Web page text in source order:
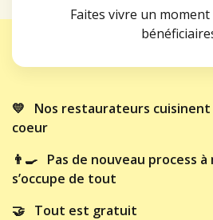
Faites vivre un moment
💛 Nos restaurateurs cuisinent
coeur
👨‍🍳 Pas de nouveau process
s’occupe de tout
🤝 Tout est gratuit